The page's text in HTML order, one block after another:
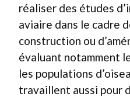
réaliser des études
aviaire dans le cadre
construction ou
évaluant notamment
les populations
travaillent aussi pour